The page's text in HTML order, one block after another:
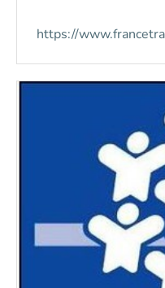
https://